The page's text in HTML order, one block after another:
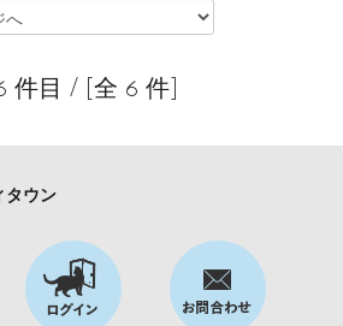
件目 / [全 6 件]
タウン